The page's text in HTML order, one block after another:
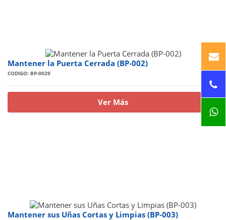
Mantener la Puerta Cerrada (BP-002)
CODIGO: BP-0029
Ver Más
Mantener sus Uñas Cortas y Limpias (BP-003)